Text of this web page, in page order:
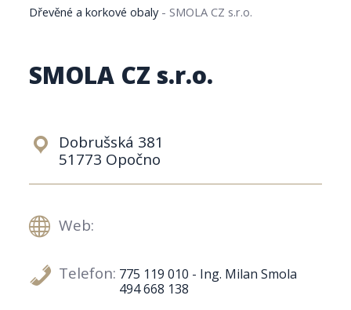
Dřevěné a korkové obaly- SMOLA CZ s.r.o.
SMOLA CZ s.r.o.
Dobrušská 381
51773 Opočno
Web:
Telefon: 775 119 010 - Ing. Milan Smola
494 668 138